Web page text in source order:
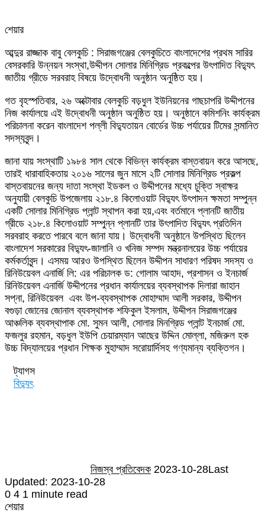
শেয়ার
via
Email
আব্দুর রাজ্জাক বাবু বেলকুচি : সিরাজগঞ্জের বেলকুচিতে বাংলাদেশের প্রথম সারির
বেসরকারি উন্নয়ন সংস্থা,উদ্দীপন সোলার মিনিগ্রিড প্রকল্পের উৎপাদিত বিদ্যুৎ
জাতীয় গ্রীডে সরবরাহ বিষয়ে উদ্বোধনী অনুষ্ঠান অনুষ্ঠিত হয়।
গত বৃহস্পতিবার, ২৬ অক্টোবার বেলকুচি বড়ধুল ইউনিয়নের গাছচাপরি উদ্দীপনের
নিজ কার্যালয়ে এই উদ্বোধনী অনুষ্ঠান অনুষ্ঠিত হয়। অনুষ্ঠানে কমিশনিং কার্যক্রম
পরিচালনা করেন বাংলাদেশ পল্লী বিদ্যুতায়ন বোর্ডের উচ্চ পর্যায়ের টিমের সন্মানিত
সদস্যবৃন্দ।
জানা যায় সংস্থাটি ১৯৮৪ সাল থেকে বিভিন্ন কার্যক্রম বাস্তবায়ন করে আসছে,
তারই ধারাবাহিকতায় ২০১৬ সালের জুন মাসে ২টি সোলার মিনিগ্রিড প্রকল্প
বাস্তবায়নের জন্য দাতা সংস্থা ইডকল ও উদ্দীপনের মধ্যে চুক্তি স্বাক্ষর
অনুযায়ী বেলকুচি উপজেলায় ২১৮.৪ কিলোওয়াট বিদ্যুৎ উৎপাদন ক্ষমতা সম্পুন্ন
একটি সোলার মিনিগ্রিড প্লান্ট স্থাপন করা হয়,এবং বর্তমানে প্লানটি জাতীয়
গ্রীডে ২১৮.৪ কিলোওয়াট সম্পুন্ন প্লানটি তার উৎপাদিত বিদ্যুৎ প্রতিদিন
সরবরাহ করতে পারবে বলে জানা যায়। উদ্বোধনী অনুষ্ঠানে উপস্থিত ছিলেন
বাংলাদেশ সরকারের বিদ্যুৎ-জালানি ও খনিজ সম্পদ মন্ত্রনালয়ের উচ্চ পর্যায়ের
কর্মকর্তাবৃন্দ। এসময় আরও উপস্থিত ছিলেন উদ্দীপন সাধারণ পরিষদ সদস্য ও
রিনিউয়েবল এনার্জি লি: এর পরিচালক ড: গোলাম আহাদ, প্রশাসন ও ইনচার্জ
রিনিউয়েবল এনার্জি উদ্দীপনের প্রধান কার্যালয়ের ব্যবস্থাপক দিলারা জাহান
সপ্না, রিনিউয়েবল এবং উপ-ব্যবস্থাপক মোহাম্মাদ আলী সরকার, উদ্দীপন
বগুড়া জোনের জোনাল ব্যবস্থাপক শফিকুল ইসলাম, উদ্দীপন সিরাজগঞ্জের
আঞ্চলিক ব্যবস্থাপাক মো. সুমন আলী, সোলার মিনগ্রিড প্লান্ট ইনচার্জ মো.
ফজলুর রহমান, বড়ধুল ইউপি চেয়ারম্যান আছের উদ্দিন মোল্লা, মজিরুল হক
উচ্চ বিদ্যালয়ের প্রধান শিক্ষক মুহাম্মাদ সরোয়ার্দিসহ গণ্যমান্য ব্যক্তিগন।
ট্যাগস
বিদ্যুৎ
নিজস্ব প্রতিবেদক 2023-10-28Last
Updated: 2023-10-28
0 4 1 minute read
শেয়ার